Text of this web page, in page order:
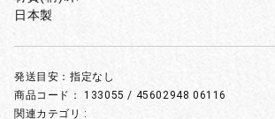
日本製
発送目安：指定なし
商品コード：133055 / 45602948 06116
関連カテゴリ :